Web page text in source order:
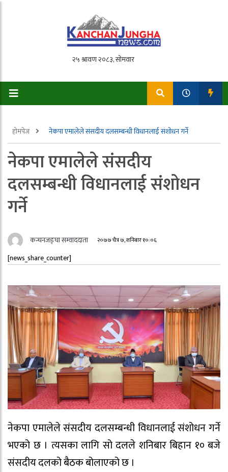
होमपेज नेकपा एमालेले संसदीय दलसम्बन्धी विधानलाई संशोधन गर्ने
नेकपा एमालेले संसदीय
दलसम्बन्धी विधानलाई संशोधन
गर्ने
कन्चनजङ्घा सम्वाददाता २०७७ चैत्र ७, शनिबार १०:०६
[news_share_counter]
नेकपा एमालेले संसदीय दलसम्बन्धी विधानलाई संशोधन गर्ने
भएको छ । त्यसका लागि सो दलले शनिबार बिहान १० बजे
संसदीय दलको बैठक बोलाएको छ ।